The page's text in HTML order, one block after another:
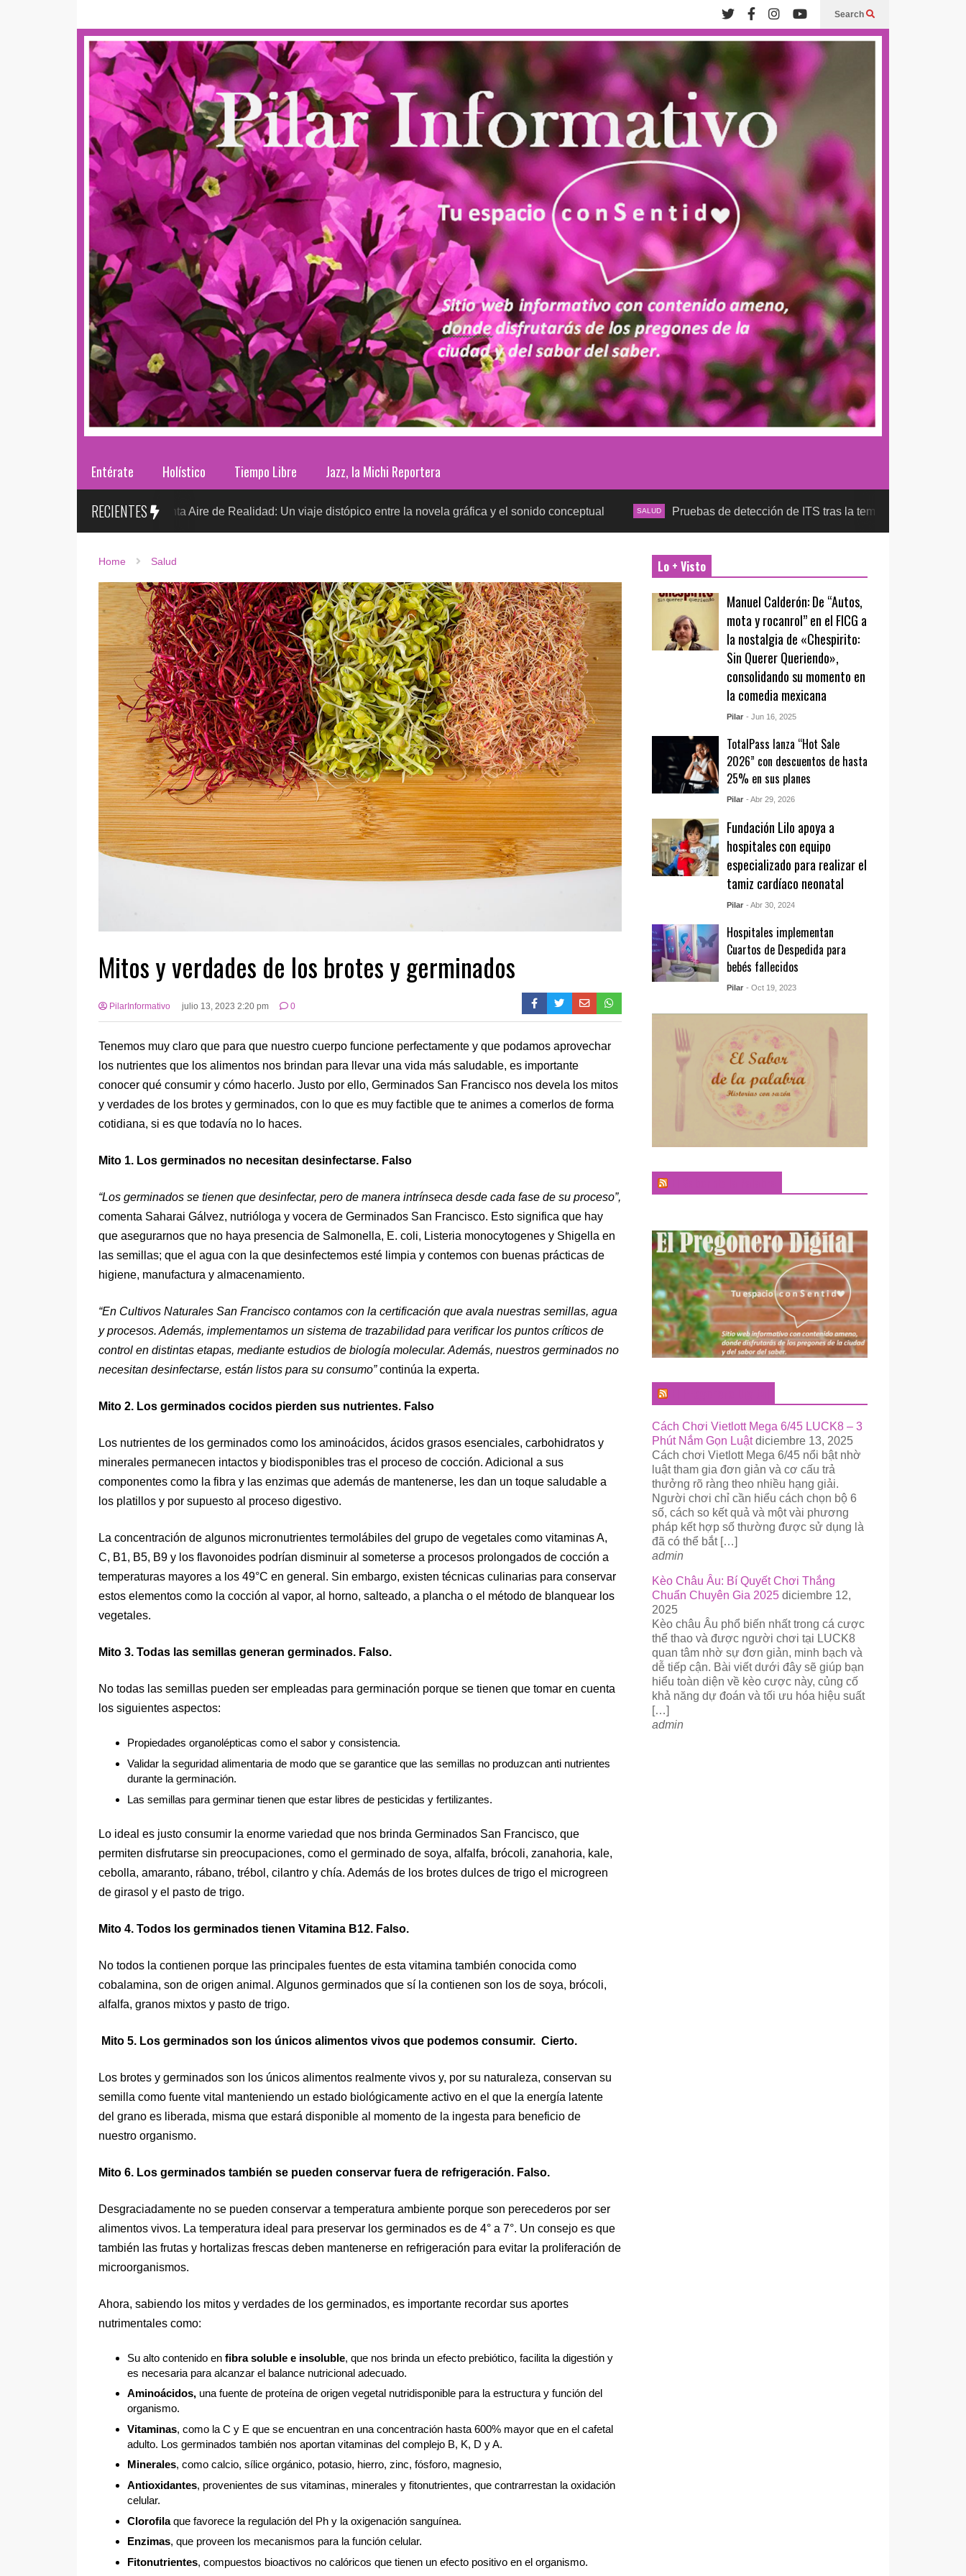
Search
Entérate Holístico Tiempo Libre Jazz, la Michi Reportera
RECIENTES
González presenta Aire de Realidad: Un viaje distópico entre la novela gráfica y el sonido conceptual SALUD Pruebas de detección de ITS tras la temporada futbolera, aseguran la
Home Salud
Mitos y verdades de los brotes y germinados
PilarInformativo julio 13, 2023 2:20 pm 0
Tenemos muy claro que para que nuestro cuerpo funcione perfectamente y que podamos aprovechar
los nutrientes que los alimentos nos brindan para llevar una vida más saludable, es importante
conocer qué consumir y cómo hacerlo. Justo por ello, Germinados San Francisco nos devela los mitos
y verdades de los brotes y germinados, con lo que es muy factible que te animes a comerlos de forma
cotidiana, si es que todavía no lo haces.
Mito 1. Los germinados no necesitan desinfectarse. Falso
“Los germinados se tienen que desinfectar, pero de manera intrínseca desde cada fase de su proceso”,
comenta Saharai Gálvez, nutrióloga y vocera de Germinados San Francisco. Esto significa que hay
que asegurarnos que no haya presencia de Salmonella, E. coli, Listeria monocytogenes y Shigella en
las semillas; que el agua con la que desinfectemos esté limpia y contemos con buenas prácticas de
higiene, manufactura y almacenamiento.
“En Cultivos Naturales San Francisco contamos con la certificación que avala nuestras semillas, agua
y procesos. Además, implementamos un sistema de trazabilidad para verificar los puntos críticos de
control en distintas etapas, mediante estudios de biología molecular. Además, nuestros germinados no
necesitan desinfectarse, están listos para su consumo”continúa la experta.
Mito 2. Los germinados cocidos pierden sus nutrientes. Falso
Los nutrientes de los germinados como los aminoácidos, ácidos grasos esenciales, carbohidratos y
minerales permanecen intactos y biodisponibles tras el proceso de cocción. Adicional a sus
componentes como la fibra y las enzimas que además de mantenerse, les dan un toque saludable a
los platillos y por supuesto al proceso digestivo.
La concentración de algunos micronutrientes termolábiles del grupo de vegetales como vitaminas A,
C, B1, B5, B9 y los flavonoides podrían disminuir al someterse a procesos prolongados de cocción a
temperaturas mayores a los 49°C en general. Sin embargo, existen técnicas culinarias para conservar
estos elementos como la cocción al vapor, al horno, salteado, a plancha o el método de blanquear los
vegetales.
Mito 3. Todas las semillas generan germinados. Falso.
No todas las semillas pueden ser empleadas para germinación porque se tienen que tomar en cuenta
los siguientes aspectos:
Propiedades organolépticas como el sabor y consistencia.
Validar la seguridad alimentaria de modo que se garantice que las semillas no produzcan anti nutrientes
durante la germinación.
Las semillas para germinar tienen que estar libres de pesticidas y fertilizantes.
Lo ideal es justo consumir la enorme variedad que nos brinda Germinados San Francisco, que
permiten disfrutarse sin preocupaciones, como el germinado de soya, alfalfa, brócoli, zanahoria, kale,
cebolla, amaranto, rábano, trébol, cilantro y chía. Además de los brotes dulces de trigo el microgreen
de girasol y el pasto de trigo.
Mito 4. Todos los germinados tienen Vitamina B12. Falso.
No todos la contienen porque las principales fuentes de esta vitamina también conocida como
cobalamina, son de origen animal. Algunos germinados que sí la contienen son los de soya, brócoli,
alfalfa, granos mixtos y pasto de trigo.
Mito 5. Los germinados son los únicos alimentos vivos que podemos consumir. Cierto.
Los brotes y germinados son los únicos alimentos realmente vivos y, por su naturaleza, conservan su
semilla como fuente vital manteniendo un estado biológicamente activo en el que la energía latente
del grano es liberada, misma que estará disponible al momento de la ingesta para beneficio de
nuestro organismo.
Mito 6. Los germinados también se pueden conservar fuera de refrigeración. Falso.
Desgraciadamente no se pueden conservar a temperatura ambiente porque son perecederos por ser
alimentos vivos. La temperatura ideal para preservar los germinados es de 4° a 7°. Un consejo es que
también las frutas y hortalizas frescas deben mantenerse en refrigeración para evitar la proliferación de
microorganismos.
Ahora, sabiendo los mitos y verdades de los germinados, es importante recordar sus aportes
nutrimentales como:
Su alto contenido en fibra soluble e insoluble, que nos brinda un efecto prebiótico, facilita la digestión y
es necesaria para alcanzar el balance nutricional adecuado.
Aminoácidos, una fuente de proteína de origen vegetal nutridisponible para la estructura y función del
organismo.
Vitaminas, como la C y E que se encuentran en una concentración hasta 600% mayor que en el cafetal
adulto. Los germinados también nos aportan vitaminas del complejo B, K, D y A.
Minerales, como calcio, sílice orgánico, potasio, hierro, zinc, fósforo, magnesio,
Antioxidantes, provenientes de sus vitaminas, minerales y fitonutrientes, que contrarrestan la oxidación
celular.
Clorofilaque favorece la regulación del Ph y la oxigenación sanguínea.
Enzimas, que proveen los mecanismos para la función celular.
Fitonutrientes, compuestos bioactivos no calóricos que tienen un efecto positivo en el organismo.
Lo + Visto
Manuel Calderón: De “Autos,
mota y rocanrol” en el FICG a
la nostalgia de «Chespirito:
Sin Querer Queriendo»,
consolidando su momento en
la comedia mexicana
Pilar - Jun 16, 2025
TotalPass lanza “Hot Sale
2026” con descuentos de hasta
25% en sus planes
Pilar - Abr 29, 2026
Fundación Lilo apoya a
hospitales con equipo
especializado para realizar el
tamiz cardíaco neonatal
Pilar - Abr 30, 2024
Hospitales implementan
Cuartos de Despedida para
bebés fallecidos
Pilar - Oct 19, 2023
Cách Chơi Vietlott Mega 6/45 LUCK8 – 3
Phút Nắm Gọn Luật diciembre 13, 2025
Cách chơi Vietlott Mega 6/45 nổi bật nhờ
luật tham gia đơn giản và cơ cấu trả
thưởng rõ ràng theo nhiều hạng giải.
Người chơi chỉ cần hiểu cách chọn bộ 6
số, cách so kết quả và một vài phương
pháp kết hợp số thường được sử dụng là
đã có thể bắt […]
admin
Kèo Châu Âu: Bí Quyết Chơi Thắng
Chuẩn Chuyên Gia 2025 diciembre 12,
2025
Kèo châu Âu phổ biến nhất trong cá cược
thể thao và được người chơi tại LUCK8
quan tâm nhờ sự đơn giản, minh bạch và
dễ tiếp cận. Bài viết dưới đây sẽ giúp bạn
hiểu toàn diện về kèo cược này, củng cố
khả năng dự đoán và tối ưu hóa hiệu suất
[…]
admin